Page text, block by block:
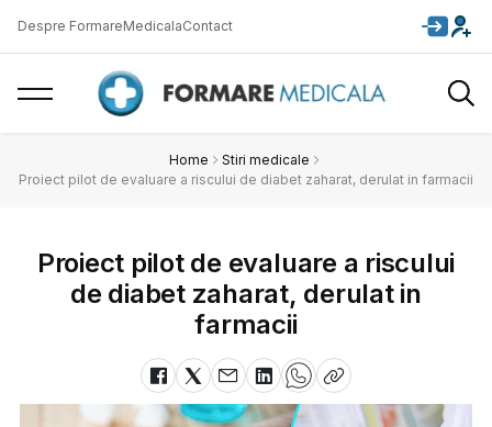
Despre FormareMedicalaContact
Home
Stiri medicale
Proiect pilot de evaluare a riscului de diabet zaharat, derulat in farmacii
Proiect pilot de evaluare a riscului
de diabet zaharat, derulat in
farmacii